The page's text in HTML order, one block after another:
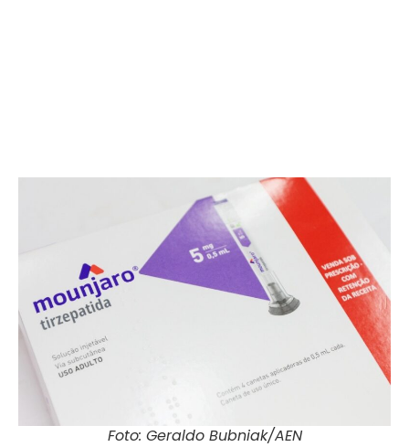
Foto: Geraldo Bubniak/AEN